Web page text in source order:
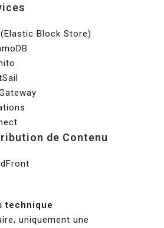
Block Store)
de Contenu
technique
uniquement une